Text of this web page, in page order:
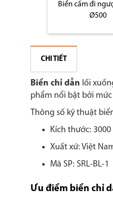
Biển hướng dẫn
chỗ đỗ xe
CHI TIẾT
Biển chỉ dẫn lối
phẩm nổi bật bởi
Thông số kỹ thuật
Kích thước: 3000
Xuất xứ: Việt
Mã SP: SRL-BL-1
Ưu điểm biển chỉ